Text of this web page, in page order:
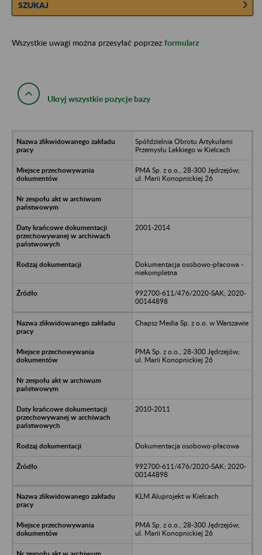
SZUKAJ
Wszystkie uwagi można przesyłać poprzez formularz
Ukryj wszystkie pozycje bazy
Spółdzielnia Obrotu Artykułami
Przemysłu Lekkiego w Kielcach
PMA Sp. z o.o., 28-300 Jędrzejów;
ul. Marii Konopnickiej 26
2001-2014
Dokumentacja osobowo-płacowa -
niekompletna
992700-611/476/2020-SAK; 2020-
00144898
Chapsz Media Sp. z o.o. w Warszawie
PMA Sp. z o.o., 28-300 Jędrzejów;
ul. Marii Konopnickiej 26
2010-2011
Dokumentacja osobowo-płacowa
992700-611/476/2020-SAK; 2020-
00144898
KLM Aluprojekt w Kielcach
PMA Sp. z o.o., 28-300 Jędrzejów;
ul. Marii Konopnickiej 26